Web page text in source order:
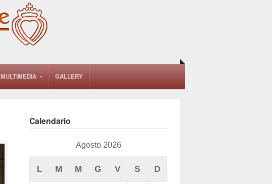
MULTIMEDIA GALLERY
Calendario
Agosto 2026
L M M G V S D